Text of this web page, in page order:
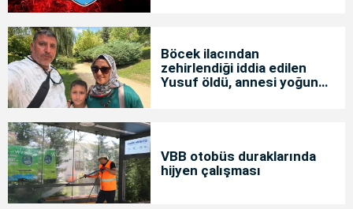
Böcek ilacından
zehirlendiği iddia edilen
Yusuf öldü, annesi yoğun
VBB otobüs duraklarında
hijyen çalışması